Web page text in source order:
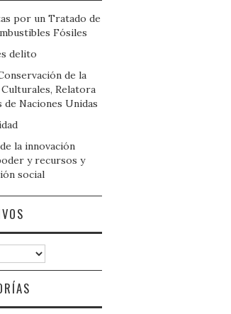
por un Tratado de
Fósiles
delito
de la
Relatora
Naciones Unidas
la innovación
y recursos y
social